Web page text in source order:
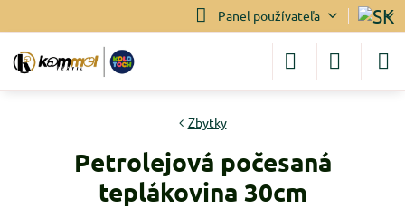
Panel používateľa
Zbytky
Petrolejová počesaná
teplákovina 30cm